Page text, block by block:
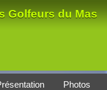
Golfeurs du Mas
Photos